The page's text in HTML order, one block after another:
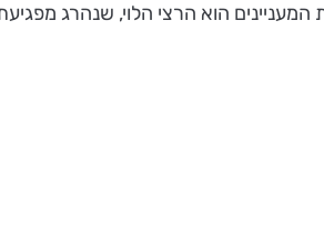
הוא הרצי הלוי, שנהרג